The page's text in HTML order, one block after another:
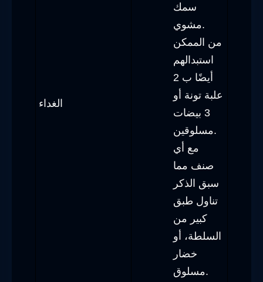
الغداء
سمك
مشوي.
من الممكن
استبدالهم
أيضًا ب 2
علبة تونة أو
3 بيضات
مسلوقين.
مع أي
صنف مما
سبق الذكر
تناول طبق
كبير من
السلطة، أو
خضار
مسلوق.